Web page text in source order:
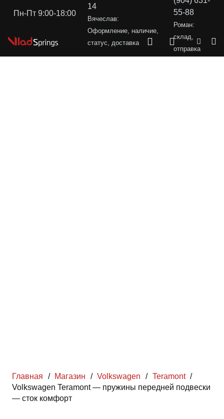
Пн-Пт 9:00-18:00
14
Вячеслав:
Оформление, наличие,
статус, доставка
55-88
Роман:
склад,
отправка
Главная / Магазин / Volkswagen / Teramont /
Volkswagen Teramont — пружины передней подвески
— сток комфорт